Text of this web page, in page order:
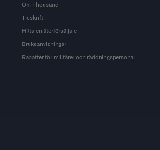
Om Thousand
Tidskrift
Hitta en återförsäljare
Bruksanvisningar
Rabatter för militärer och räddningspersonal